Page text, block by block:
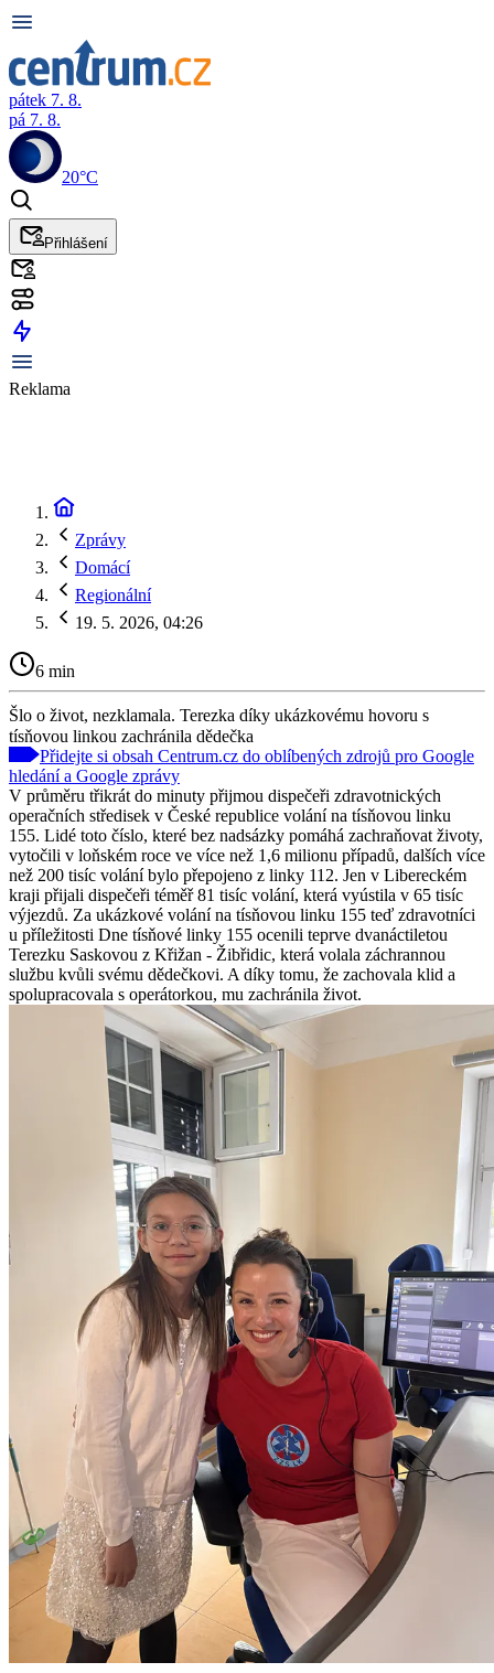
pátek 7. 8.
pá 7. 8.
20°C
Přihlášení
Reklama
Zprávy
Domácí
Regionální
19. 5. 2026, 04:26
6 min
Šlo o život, nezklamala. Terezka díky ukázkovému hovoru s
tísňovou linkou zachránila dědečka
Přidejte si obsah Centrum.cz do oblíbených zdrojů pro Google
hledání a Google zprávy
V průměru třikrát do minuty přijmou dispečeři zdravotnických
operačních středisek v České republice volání na tísňovou linku
155. Lidé toto číslo, které bez nadsázky pomáhá zachraňovat životy,
vytočili v loňském roce ve více než 1,6 milionu případů, dalších více
než 200 tisíc volání bylo přepojeno z linky 112. Jen v Libereckém
kraji přijali dispečeři téměř 81 tisíc volání, která vyústila v 65 tisíc
výjezdů. Za ukázkové volání na tísňovou linku 155 teď zdravotníci
u příležitosti Dne tísňové linky 155 ocenili teprve dvanáctiletou
Terezku Saskovou z Křižan - Žibřidic, která volala záchrannou
službu kvůli svému dědečkovi. A díky tomu, že zachovala klid a
spolupracovala s operátorkou, mu zachránila život.